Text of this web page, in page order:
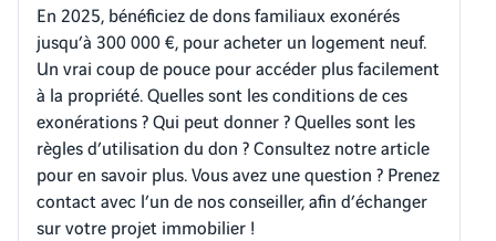
En 2025, bénéficiez de dons familiaux exonérés
jusqu’à 300 000 €, pour acheter un logement neuf.
Un vrai coup de pouce pour accéder plus facilement
à la propriété. Quelles sont les conditions de ces
exonérations ? Qui peut donner ? Quelles sont les
règles d’utilisation du don ? Consultez notre article
pour en savoir plus. Vous avez une question ? Prenez
contact avec l’un de nos conseiller, afin d’échanger
sur votre projet immobilier !